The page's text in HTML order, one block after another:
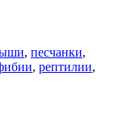
, песчанки,
, рептилии,